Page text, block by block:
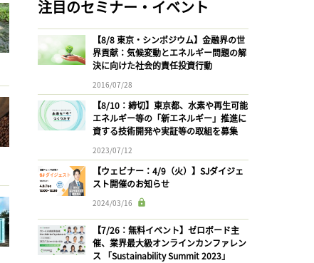
注目のセミナー・イベント
【8/8 東京・シンポジウム】金融界の世
界貢献：気候変動とエネルギー問題の解
決に向けた社会的責任投資行動
2016/07/28
【8/10：締切】東京都、水素や再生可能
エネルギー等の「新エネルギー」推進に
資する技術開発や実証等の取組を募集
2023/07/12
【ウェビナー：4/9（火）】SJダイジェ
スト開催のお知らせ
2024/03/16
【7/26：無料イベント】ゼロボード主
催、業界最大級オンラインカンファレン
ス 「Sustainability Summit 2023」